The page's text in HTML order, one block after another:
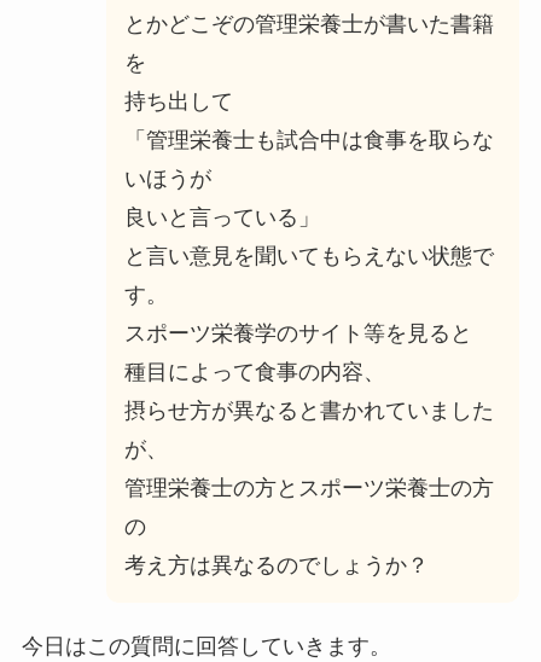
とかどこぞの管理栄養士が書いた書籍
を
持ち出して
「管理栄養士も試合中は食事を取らな
いほうが
良いと言っている」
と言い意見を聞いてもらえない状態で
す。
スポーツ栄養学のサイト等を見ると
種目によって食事の内容、
摂らせ方が異なると書かれていました
が、
管理栄養士の方とスポーツ栄養士の方
の
考え方は異なるのでしょうか？
今日はこの質問に回答していきます。